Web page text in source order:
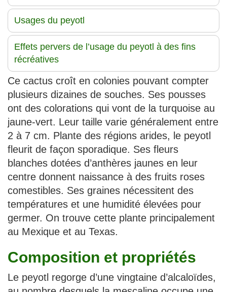
Usages du peyotl
Effets pervers de l’usage du peyotl à des fins
récréatives
Ce cactus croît en colonies pouvant compter
plusieurs dizaines de souches. Ses pousses
ont des colorations qui vont de la turquoise au
jaune-vert. Leur taille varie généralement entre
2 à 7 cm. Plante des régions arides, le peyotl
fleurit de façon sporadique. Ses fleurs
blanches dotées d’anthères jaunes en leur
centre donnent naissance à des fruits roses
comestibles. Ses graines nécessitent des
températures et une humidité élevées pour
germer. On trouve cette plante principalement
au Mexique et au Texas.
Composition et propriétés
Le peyotl regorge d’une vingtaine d’alcaloïdes,